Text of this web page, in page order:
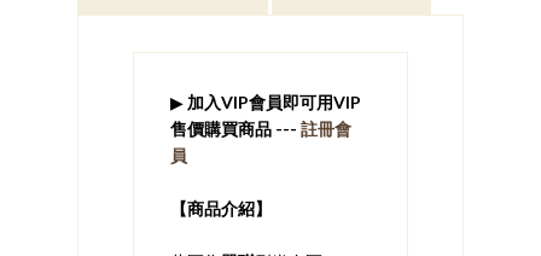
▶ 加入VIP會員即可用VIP
售價購買商品 --- 註冊會
員
​【商品介紹】